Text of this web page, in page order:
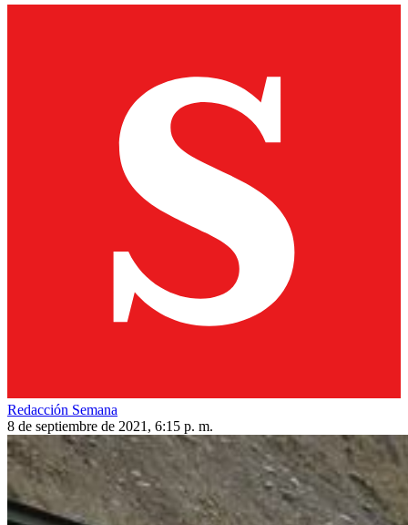
Redacción Semana
8 de septiembre de 2021, 6:15 p. m.